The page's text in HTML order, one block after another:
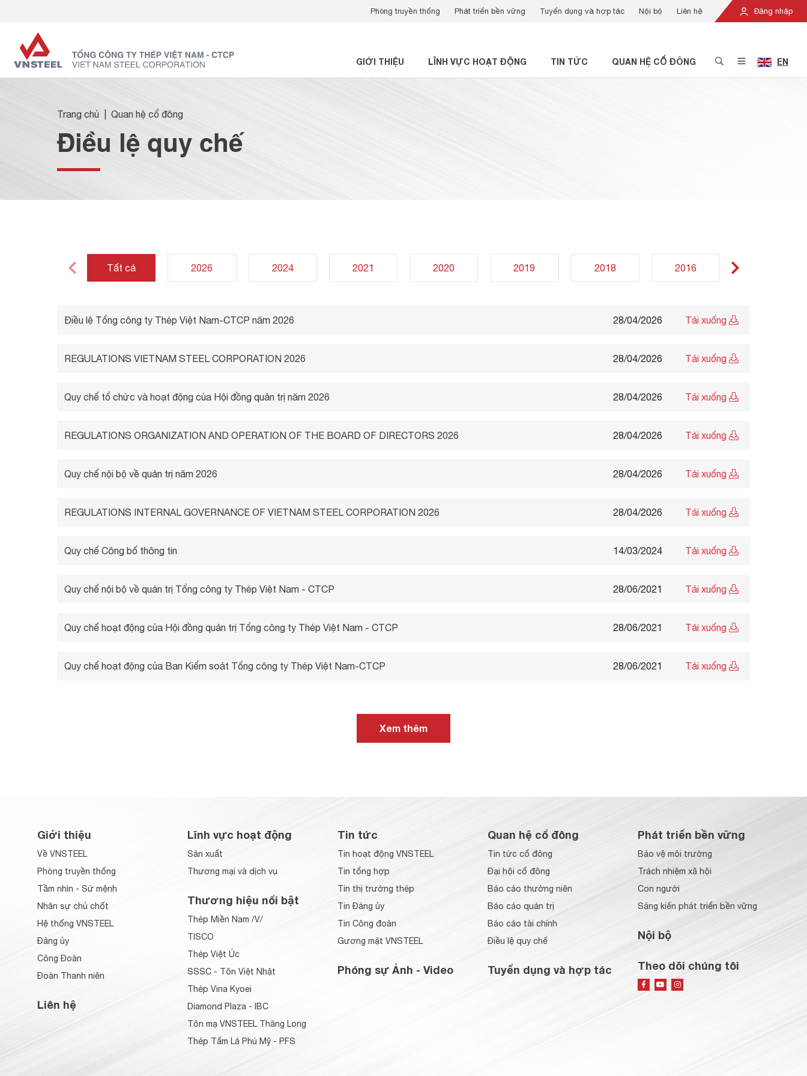
Đăng nhập
Phòng truyền thống Phát triển bền vững Tuyển dụng và hợp tác Nội bộ Liên hệ
GIỚI THIỆU LĨNH VỰC HOẠT ĐỘNG TIN TỨC QUAN HỆ CỔ ĐÔNG EN
Trang chủ Quan hệ cổ đông
Điều lệ quy chế
Tất cả 2026 2024 2021 2020 2019 2018 2016
Điều lệ Tổng công ty Thép Việt Nam-CTCP năm 2026 28/04/2026 Tải xuống
REGULATIONS VIETNAM STEEL CORPORATION 2026 28/04/2026 Tải xuống
Quy chế tổ chức và hoạt động của Hội đồng quản trị năm 2026 28/04/2026 Tải xuống
REGULATIONS ORGANIZATION AND OPERATION OF THE BOARD OF DIRECTORS 2026 28/04/2026 Tải xuống
Quy chế nội bộ về quản trị năm 2026 28/04/2026 Tải xuống
REGULATIONS INTERNAL GOVERNANCE OF VIETNAM STEEL CORPORATION 2026 28/04/2026 Tải xuống
Quy chế Công bố thông tin 14/03/2024 Tải xuống
Quy chế nội bộ về quản trị Tổng công ty Thép Việt Nam - CTCP 28/06/2021 Tải xuống
Quy chế hoạt động của Hội đồng quản trị Tổng công ty Thép Việt Nam - CTCP 28/06/2021 Tải xuống
Quy chế hoạt động của Ban Kiểm soát Tổng công ty Thép Việt Nam-CTCP 28/06/2021 Tải xuống
Xem thêm
Giới thiệu
Về VNSTEEL
Phòng truyền thống
Tầm nhìn - Sứ mệnh
Nhân sự chủ chốt
Hệ thống VNSTEEL
Đảng ủy
Công Đoàn
Đoàn Thanh niên
Liên hệ
Lĩnh vực hoạt động
Sản xuất
Thương mại và dịch vụ
Thương hiệu nổi bật
Thép Miền Nam /V/
TISCO
Thép Việt Úc
SSSC - Tôn Việt Nhật
Thép Vina Kyoei
Diamond Plaza - IBC
Tôn mạ VNSTEEL Thăng Long
Thép Tấm Lá Phú Mỹ - PFS
Tin tức
Tin hoạt động VNSTEEL
Tin tổng hợp
Tin thị trường thép
Tin Đảng ủy
Tin Công đoàn
Gương mặt VNSTEEL
Phóng sự Ảnh - Video
Quan hệ cổ đông
Tin tức cổ đông
Đại hội cổ đông
Báo cáo thường niên
Báo cáo quản trị
Báo cáo tài chính
Điều lệ quy chế
Tuyển dụng và hợp tác
Phát triển bền vững
Bảo vệ môi trường
Trách nhiệm xã hội
Con người
Sáng kiến phát triển bền vững
Nội bộ
Theo dõi chúng tôi